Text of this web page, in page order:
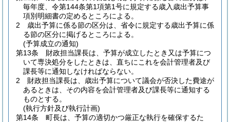
毎年度、令第144条第1項第1号に規定する歳入歳出予算事
項別明細書の定めるところによる。
2
歳出予算に係る節の区分は、省令に規定する歳出予算に係
る節の区分に掲げるところによる。
(予算成立の通知)
第13条
財政担当課長は、予算が成立したとき又は予算につ
いて専決処分をしたときは、直ちにこれを会計管理者及び
課長等に通知しなければならない。
2
財政担当課長は、歳出予算について議会が否決した費途が
あるときは、その内容を会計管理者及び課長等に通知する
ものとする。
(執行方針及び執行計画)
第14条
町長は、予算の適切かつ厳正な執行を確保するた